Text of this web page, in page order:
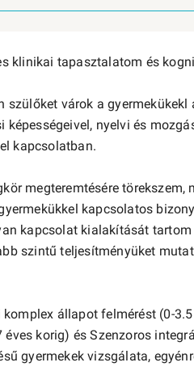
klinikai tapasztalatom és
szülőket várok a gyermekükekl
képességeivel, nyelvi és
kapcsolatban.
megteremtésére
kapcsolatos
kapcsolat kialakítását
szintű teljesítményüket
állapot felmérést (0-
korig) és Szenzoros
gyermekek vizsgálata,